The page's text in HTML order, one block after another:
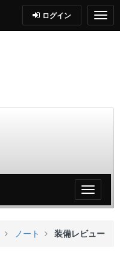
ログイン
My
ペ
メ
ノート 装備レビュー